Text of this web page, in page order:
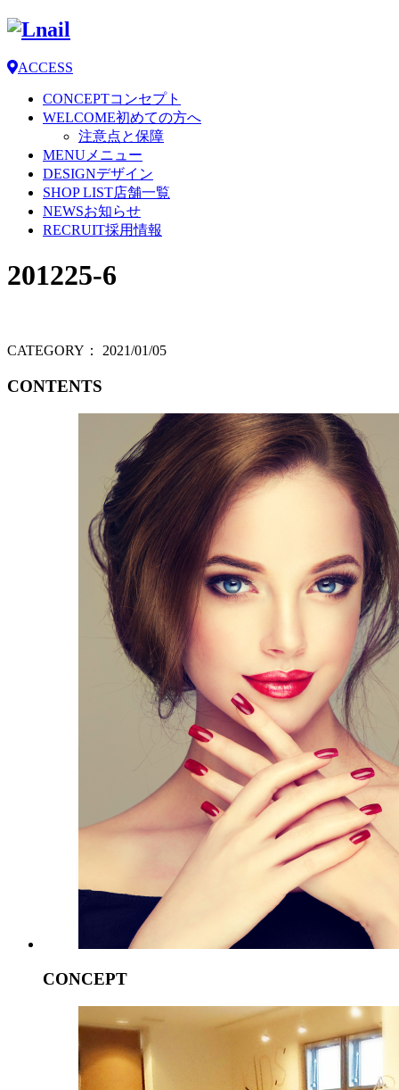
ACCESS
CONCEPTコンセプト
WELCOME初めての方へ
注意点と保障
MENU メニュー
DESIGNデザイン
SHOP LIST店舗一覧
NEWSお知らせ
RECRUIT採用情報
201225-6
CATEGORY： 2021/01/05
CONTENTS
CONCEPT